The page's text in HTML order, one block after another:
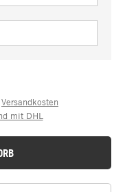
Versandkosten
mit DHL